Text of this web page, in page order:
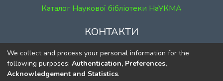
Каталог Наукової бібліотеки НаУКМА
КОНТАКТИ
м. Київ, вул. Григорія Сковороди, 2
к. 1, к. 120
тел. (044) 463-69-31
We collect and process your personal information for the
following purposes: Authentication, Preferences,
Acknowledgement and Statistics.